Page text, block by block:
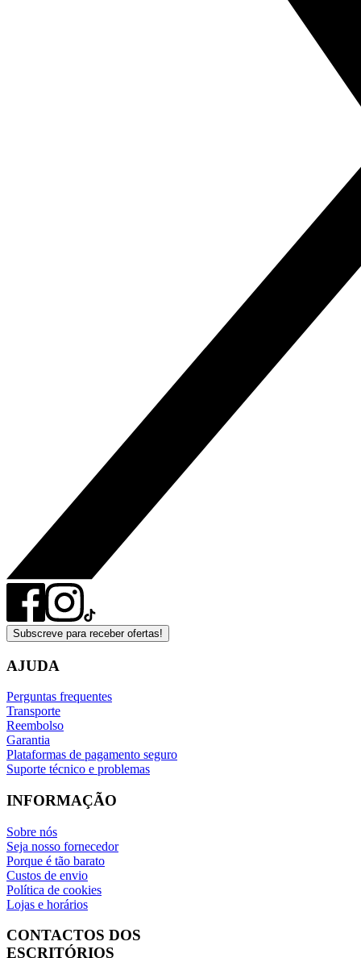
Subscreve para receber ofertas!
AJUDA
Perguntas frequentes
Transporte
Reembolso
Garantia
Plataformas de pagamento seguro
Suporte técnico e problemas
INFORMAÇÃO
Sobre nós
Seja nosso fornecedor
Porque é tão barato
Custos de envio
Política de cookies
Lojas e horários
CONTACTOS DOS
ESCRITÓRIOS